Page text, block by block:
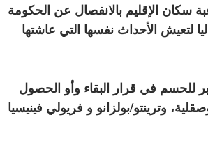
سكان الإقليم بالانفصال عن الحكومة
الدور على إيطاليا لتعيش الأحداث نفسها التي عاشتها
و فينيتو بإجراء استفتاء في جهتيهما، بتاريخ 22 أكتوبر للحسم في قرار البقاء وأو الحصول
وترينتو/بولزانو و فريولي فينيسيا